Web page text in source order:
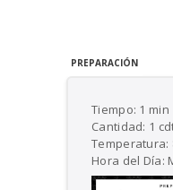
PREPARACIÓN
Tiempo: 1 min
Cantidad: 1
Temperatura:
Hora del Día: